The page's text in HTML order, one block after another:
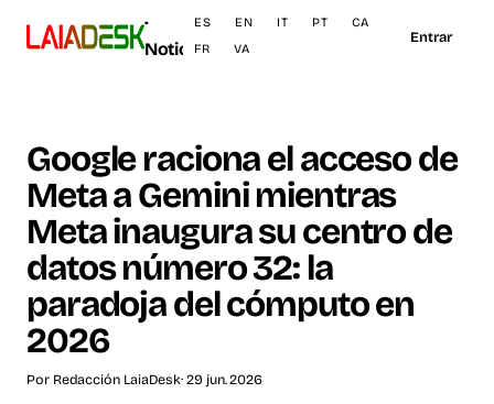
·
Noticias
ES EN IT PT
CA
FR
VA
Entrar
Google raciona el acceso de
Meta a Gemini mientras
Meta inaugura su centro de
datos número 32: la
paradoja del cómputo en
2026
Por Redacción LaiaDesk· 29 jun. 2026